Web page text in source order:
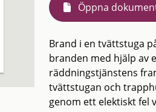
Öppna
Brand i en tvättstuga
branden med hjälp av
räddningstjänstens
tvättstugan och
genom ett elektiskt fel